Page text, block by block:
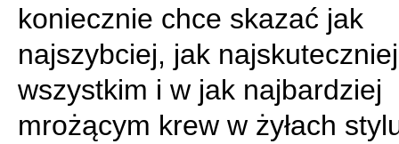
koniecznie chce skazać jak
najszybciej, jak
wszystkim i w jak najbardziej
mrożącym krew w żyłach